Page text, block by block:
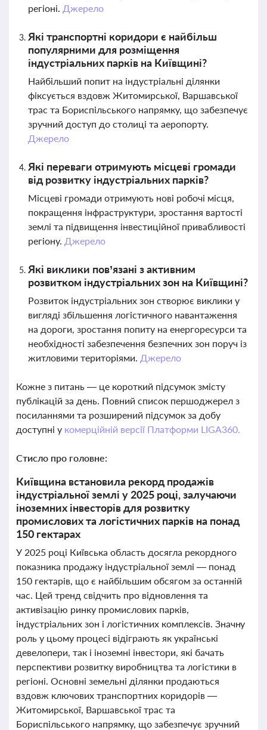
регіоні. Джерело
Які транспортні коридори є найбільш
популярними для розміщення
індустріальних парків на Київщині?
Найбільший попит на індустріальні ділянки
фіксується вздовж Житомирської, Варшавської
трас та Бориспільського напрямку, що забезпечує
зручний доступ до столиці та аеропорту.
Джерело
Які переваги отримують місцеві громади
від розвитку індустріальних парків?
Місцеві громади отримують нові робочі місця,
покращення інфраструктури, зростання вартості
землі та підвищення інвестиційної привабливості
регіону. Джерело
Які виклики пов’язані з активним
розвитком індустріальних зон на Київщині?
Розвиток індустріальних зон створює виклики у
вигляді збільшення логістичного навантаження
на дороги, зростання попиту на енергоресурси та
необхідності забезпечення безпечних зон поруч із
житловими територіями. Джерело
Кожне з питань — це короткий підсумок змісту
публікацій за день. Повний список першоджерел з
посиланнями та розширений підсумок за добу
доступні у комерційній версії Платформи LIGA360.
Стисло про головне:
Київщина встановила рекорд продажів
індустріальної землі у 2025 році, залучаючи
іноземних інвесторів для розвитку
промислових та логістичних парків на понад
150 гектарах
У 2025 році Київська область досягла рекордного
показника продажу індустріальної землі — понад
150 гектарів, що є найбільшим обсягом за останній
час. Цей тренд свідчить про відновлення та
активізацію ринку промислових парків,
індустріальних зон і логістичних комплексів. Значну
роль у цьому процесі відіграють як українські
девелопери, так і іноземні інвестори, які бачать
перспективи розвитку виробництва та логістики в
регіоні. Основні земельні ділянки продаються
вздовж ключових транспортних коридорів —
Житомирської, Варшавської трас та
Бориспільського напрямку, що забезпечує зручний